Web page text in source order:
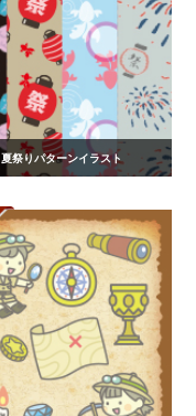
夏祭りパターンイラスト